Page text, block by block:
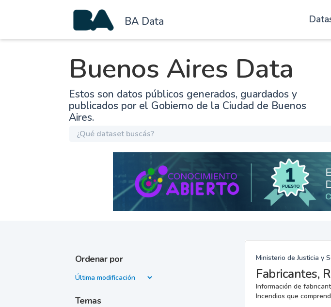
BA Data
Buenos Aires Data
Estos son datos públicos generados, guardados y
publicados por el Gobierno de la Ciudad de Buenos
Aires.
Ordenar por
Temas
Ministerio de Justicia y
Información de
Incendios que